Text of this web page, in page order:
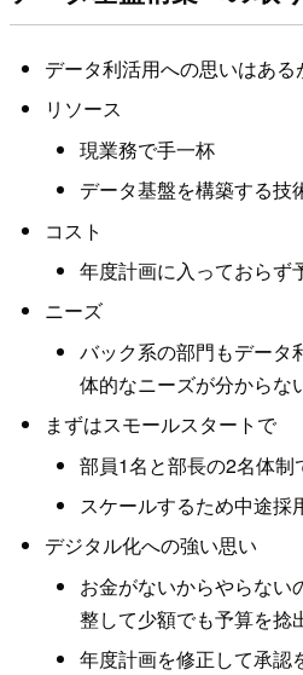
データ利活用への思いはある
リソース
現業務で手一杯
データ基盤を構築する技
コスト
年度計画に入っておらず
ニーズ
バック系の部門もデータ
体的なニーズが分からな
まずはスモールスタートで
部員1名と部長の2名体制
スケールするため中途採
デジタル化への強い思い
お金がないからやらない
整して少額でも予算を捻
年度計画を修正して承認